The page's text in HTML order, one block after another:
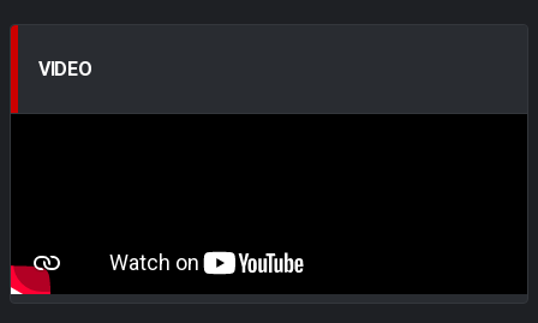
VIDEO